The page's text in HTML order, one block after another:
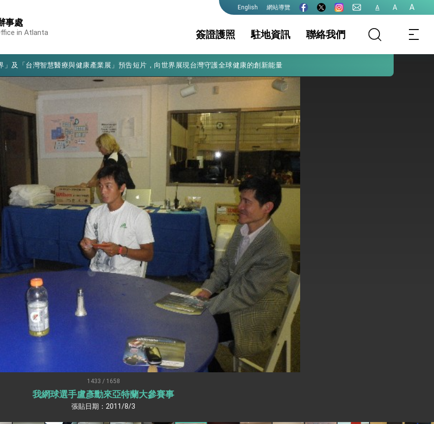
English 網站導覽 A A A
事處
in Atlanta 簽證護照
護照 簽證 文件證明
駐地資訊
簽證及入境須知 駐地基本資料
生活資訊
行事曆
聯絡我們
事處」，進一步深化台美交流合作
」及「台灣智慧醫療與健康產業展」預告短片，向世界展現台灣守護全球健康的創新能量
走向世界 盼與理念相近國家共同維護國際秩序
是訪問
國家邁出合作第一步
史性突破 總統強調將以3大面向加速臺灣經濟轉型升級 籲請立院全力支持並盡速通過
且不疊加 我輸美2072項產品豁免對等關稅
世界 需要台灣，團結合作方能守護繁榮
外交部長林佳龍出席《台灣光華雜誌》50週年慶「見證蛻變，分享世界的光華」開幕式，期許數位轉 型迎向下個50年
明臺美合作三大戰略方向 盼與民主夥伴共同引領 下一個世代的繁榮
闡述印太安全局勢，籲深化台印尼半導體供應鏈合作
哥訪問團
會」訪問團一行，深化跨大西洋戰略夥伴關係
完成「臺美對等貿易協定」簽署
有利戰略地位 全力支持「臺美對等貿易協定」簽署
數位實力，達成固邦榮邦目標
作策略小組」跨部會會議
1433 / 1658
我網球選手盧彥勳來亞特蘭大參賽事
張貼日期：2011/8/3